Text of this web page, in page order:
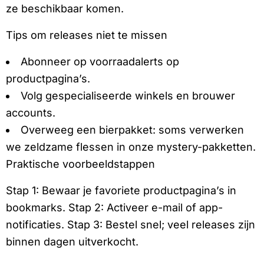
ze beschikbaar komen.
Tips om releases niet te missen
Abonneer op voorraadalerts op
productpagina’s.
Volg gespecialiseerde winkels en brouwer
accounts.
Overweeg een bierpakket: soms verwerken
we zeldzame flessen in onze mystery-pakketten.
Praktische voorbeeldstappen
Stap 1: Bewaar je favoriete productpagina’s in
bookmarks. Stap 2: Activeer e-mail of app-
notificaties. Stap 3: Bestel snel; veel releases zijn
binnen dagen uitverkocht.